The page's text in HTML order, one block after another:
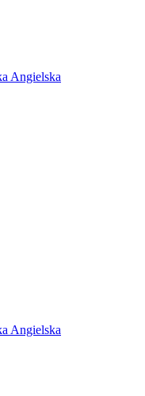
Angielska
Angielska